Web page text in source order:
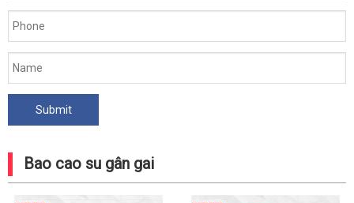
Bao cao su gân gai